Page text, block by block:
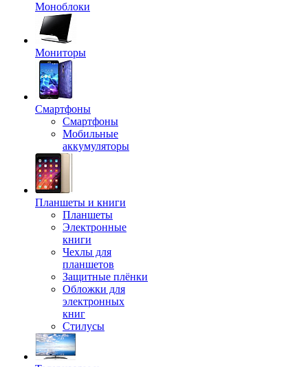
Моноблоки
Мониторы
Смартфоны
Смартфоны
Мобильные
аккумуляторы
Планшеты и книги
Планшеты
Электронные
книги
Чехлы для
планшетов
Защитные плёнки
Обложки для
электронных
книг
Стилусы